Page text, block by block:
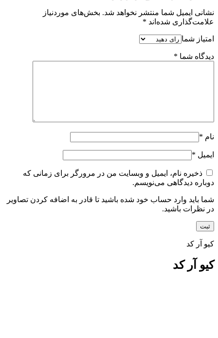
نشانی ایمیل شما منتشر نخواهد شد. بخش‌های موردنیاز
علامت‌گذاری شده‌اند *
امتیاز شما
دیدگاه شما *
نام *
ایمیل *
ذخیره نام، ایمیل و وبسایت من در مرورگر برای زمانی که
دوباره دیدگاهی می‌نویسم.
شما باید وارد حساب خود شده باشید تا قادر به اضافه کردن تصاویر
در نظرات باشید.
کیو آر کد
کیو آر کد